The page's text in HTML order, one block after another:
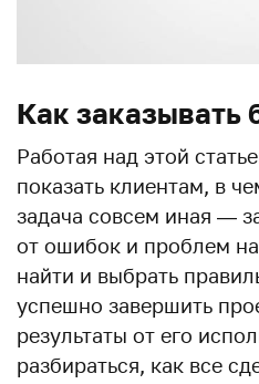
Как заказывать
Работая над этой
показать клиентам, в
задача совсем иная —
от ошибок и проблем
найти и выбрать
успешно завершить
результаты от его
разбираться, как все